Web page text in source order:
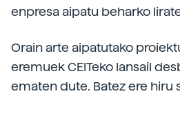
enpresa aipatu beharko
Orain arte aipatutako
eremuek CEITeko lansail
ematen dute. Batez ere hiru